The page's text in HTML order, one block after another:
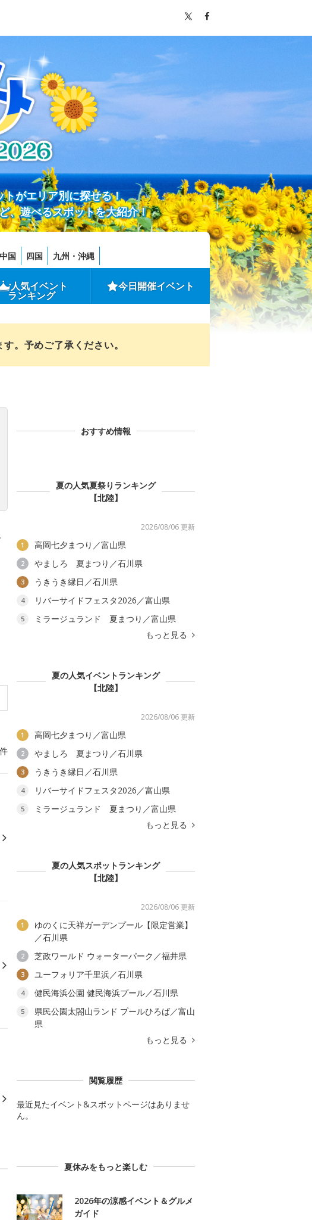
がエリア別に探せる！
、遊べるスポットを大紹介！
中国 四国 九州・沖縄
人気イベント
ランキング
今日開催イベント
。予めご了承ください。
おすすめ情報
夏の人気夏祭りランキング
【北陸】
2026/08/06 更新
1 高岡七夕まつり／富山県
2 やましろ 夏まつり／石川県
3 うきうき縁日／石川県
4 リバーサイドフェスタ2026／富山県
5
ミラージュランド 夏まつり／富山県
もっと見る
夏の人気イベントランキング
【北陸】
2026/08/06 更新
1 高岡七夕まつり／富山県
2 やましろ 夏まつり／石川県
3 うきうき縁日／石川県
4 リバーサイドフェスタ2026／富山県
5
ミラージュランド 夏まつり／富山県
もっと見る
夏の人気スポットランキング
【北陸】
2026/08/06 更新
1
ゆのくに天祥ガーデンプール【限定営業】
／石川県
2 芝政ワールド ウォーターパーク／福井県
3 ユーフォリア千里浜／石川県
4 健民海浜公園 健民海浜プール／石川県
5
県民公園太閤山ランド プールひろば／富山
県
もっと見る
閲覧履歴
最近見たイベント&スポットページはありませ
ん。
夏休みをもっと楽しむ
2026年の涼感イベント＆グルメ
ガイド